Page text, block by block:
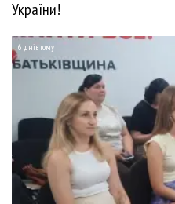
України!
6 днів тому